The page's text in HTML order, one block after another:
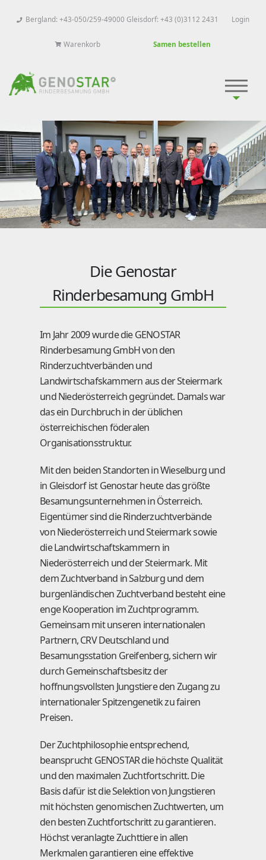
Bergland: +43-050/259-49000 Gleisdorf: +43 (0)3112 2431 Login
Warenkorb Samen bestellen
Die Genostar
Rinderbesamung GmbH
Im Jahr 2009 wurde die GENOSTAR
Rinderbesamung GmbH von den
Rinderzuchtverbänden und
Landwirtschafskammern aus der Steiermark
und Niederösterreich gegründet. Damals war
das ein Durchbruch in der üblichen
österreichischen föderalen
Organisationsstruktur.
Mit den beiden Standorten in Wieselburg und
in Gleisdorf ist Genostar heute das größte
Besamungsunternehmen in Österreich.
Eigentümer sind die Rinderzuchtverbände
von Niederösterreich und Steiermark sowie
die Landwirtschaftskammern in
Niederösterreich und der Steiermark. Mit
dem Zuchtverband in Salzburg und dem
burgenländischen Zuchtverband besteht eine
enge Kooperation im Zuchtprogramm.
Gemeinsam mit unseren internationalen
Partnern, CRV Deutschland und
Besamungsstation Greifenberg, sichern wir
durch Gemeinschaftsbesitz der
hoffnungsvollsten Jungstiere den Zugang zu
internationaler Spitzengenetik zu fairen
Preisen.
Der Zuchtphilosophie entsprechend,
beansprucht GENOSTAR die höchste Qualität
und den maximalen Zuchtfortschritt. Die
Basis dafür ist die Selektion von Jungstieren
mit höchsten genomischen Zuchtwerten, um
den besten Zuchtfortschritt zu garantieren.
Höchst veranlagte Zuchttiere in allen
Merkmalen garantieren eine effektive